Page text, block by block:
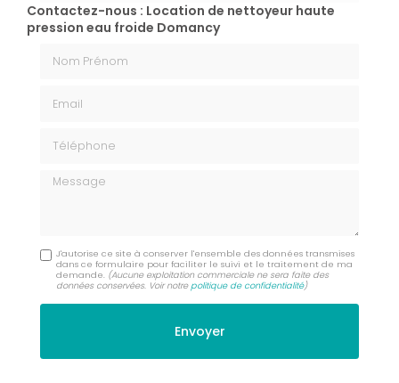
Contactez-nous : Location de nettoyeur haute
pression eau froide Domancy
Message
J'autorise ce site à conserver l'ensemble des données transmises
dans ce formulaire pour faciliter le suivi et le traitement de ma
demande. (Aucune exploitation commerciale ne sera faite des
données conservées. Voir notrepolitique de confidentialité)